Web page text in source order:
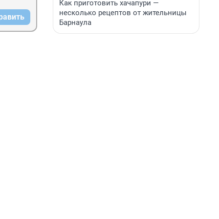
Как приготовить хачапури —
несколько рецептов от жительницы
Барнаула